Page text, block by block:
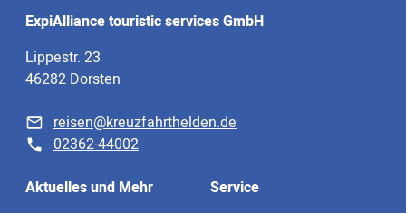
ExpiAlliance touristic services GmbH
Lippestr. 23
46282 Dorsten
reisen@kreuzfahrthelden.de
02362-44002
Aktuelles und Mehr
Service